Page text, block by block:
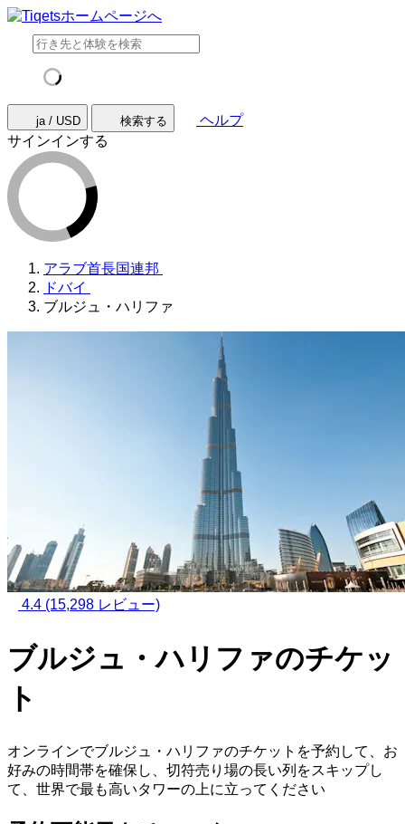
ja / USD 検索する
ヘルプ
サインインする
アラブ首長国連邦
ドバイ
ブルジュ・ハリファ
4.4 (15,298 レビュー)
ブルジュ・ハリファのチケッ
ト
オンラインでブルジュ・ハリファのチケットを予約して、お
好みの時間帯を確保し、切符売り場の長い列をスキップし
て、世界で最も高いタワーの上に立ってください